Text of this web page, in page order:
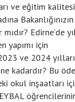
ve eğitim
Edirne’de
yapımı için
ve 2024
kadardır? Bu
okul inşaatları